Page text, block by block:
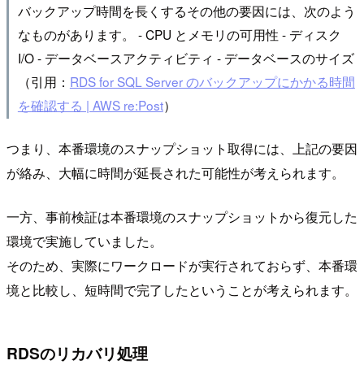
バックアップ時間を長くするその他の要因には、次のよう
なものがあります。 - CPU とメモリの可用性 - ディスク
I/O - データベースアクティビティ - データベースのサイズ
（引用： RDS for SQL Server のバックアップにかかる時間
を確認する | AWS re:Post）
つまり、本番環境のスナップショット取得には、上記の要因
が絡み、大幅に時間が延長された可能性が考えられます。
一方、事前検証は本番環境のスナップショットから復元した
環境で実施していました。
そのため、実際にワークロードが実行されておらず、本番環
境と比較し、短時間で完了したということが考えられます。
RDSのリカバリ処理